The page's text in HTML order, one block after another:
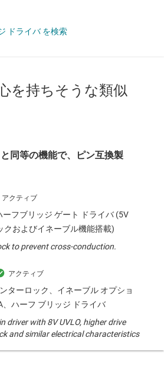
ドライバ を検索
を持ちそうな類似
同等の機能で、ピン互換製
フブリッジ ゲート ドライバ (5V
クおよびイネーブル機能搭載)
to prevent cross-conduction.
ターロック、イネーブル オプショ
ハーフ ブリッジ ドライバ
driver with 8V UVLO, higher drive
and similar electrical characteristics